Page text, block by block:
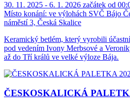
30. 11. 2025 - 6. 1. 2026 začátek od
Místo konání: ve výlohách SVČ Bájo
náměstí 3, Česká Skalice
Keramický betlém, který vyrobili
pod vedením Ivony Merbsové a
až do Tří králů ve velké výloze Bája.
ČESKOSKALICKÁ